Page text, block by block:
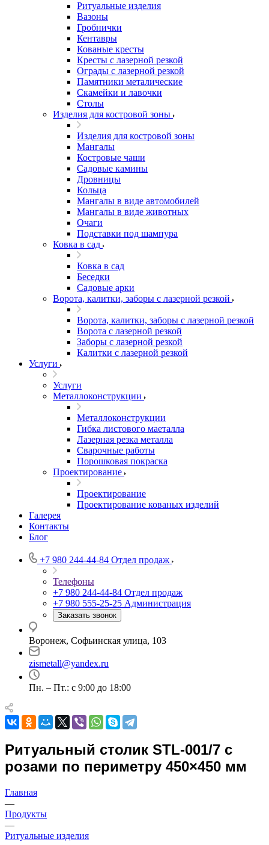
Ритуальные изделия
Вазоны
Гробнички
Кентавры
Кованые кресты
Кресты с лазерной резкой
Ограды с лазерной резкой
Памятники металические
Скамейки и лавочки
Столы
Изделия для костровой зоны
Изделия для костровой зоны
Мангалы
Костровые чаши
Садовые камины
Дровницы
Кольца
Мангалы в виде автомобилей
Мангалы в виде животных
Очаги
Подставки под шампура
Ковка в сад
Ковка в сад
Беседки
Садовые арки
Ворота, калитки, заборы с лазерной резкой
Ворота, калитки, заборы с лазерной резкой
Ворота с лазерной резкой
Заборы с лазерной резкой
Калитки с лазерной резкой
Услуги
Услуги
Металлоконструкции
Металлоконструкции
Гибка листового маеталла
Лазерная резка металла
Сварочные работы
Порошковая покраска
Проектирование
Проектирование
Проектирование кованых изделий
Галерея
Контакты
Блог
+7 980 244-44-84 Отдел продаж
Телефоны
+7 980 244-44-84 Отдел продаж
+7 980 555-25-25 Администрация
Заказать звонок
Воронеж, Софьинская улица, 103
zismetall@yandex.ru
Пн. – Пт.: с 9:00 до 18:00
Ритуальный столик STL-001/7 с
розами по периметру 450×450 мм
Главная
—
Продукты
—
Ритуальные изделия